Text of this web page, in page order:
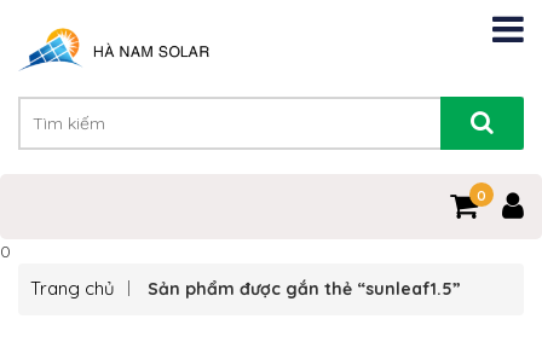
0
0
Trang chủ Sản phẩm được gắn thẻ “sunleaf1.5”